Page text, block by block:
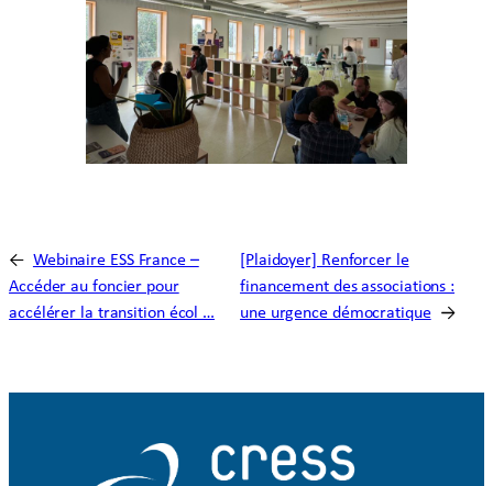
← Webinaire ESS France –
Accéder au foncier pour
accélérer la transition écol …
[Plaidoyer] Renforcer le
financement des associations :
une urgence démocratique →